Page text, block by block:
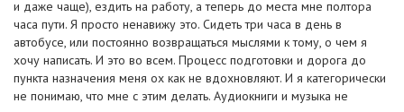
и даже чаще), ездить на работу, а теперь до места мне полтора
часа пути. Я просто ненавижу это. Сидеть три часа в день в
автобусе, или постоянно возвращаться мыслями к тому, о чем я
хочу написать. И это во всем. Процесс подготовки и дорога до
пункта назначения меня ох как не вдохновляют. И я категорически
не понимаю, что мне с этим делать. Аудиокниги и музыка не